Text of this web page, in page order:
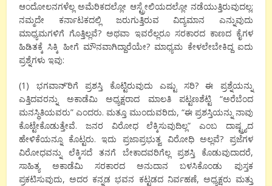
ಆಂದೋಲನಗಳೆಲ್ಲ ಅಮೆರಿಕದಲ್ಲೋ ಆಸ್ಟ್ರೇಲಿಯದಲ್ಲೋ ನಡೆಯುತ್ತಿರುವುದಲ್ಲ;
ನಮ್ಮದೇ ಕರ್ನಾಟಕದಲ್ಲಿ ಜರುಗುತ್ತಿರುವ ವಿದ್ಯಮಾನ ಎನ್ನುವುದು
ಮಾಧ್ಯಮಗಳಿಗೆ ಗೊತ್ತಿಲ್ಲವೆ? ಅಥವಾ ಇವರೆಲ್ಲರೂ ಸರಕಾರದ ಕಾಣದ ಕೈಗಳ
ಹಿಡಿತಕ್ಕೆ ಸಿಕ್ಕಿ ಹೀಗೆ ಮೌನವಾಗಿದ್ದಾರೆಯೇ? ಮಾಧ್ಯಮ ಕೇಳಲೇಬೇಕಿದ್ದ ಐದು
ಪ್ರಶ್ನೆಗಳು ಇವು:
(1) ಭಗವಾನ್’ರಿಗೆ ಪ್ರಶಸ್ತಿ ಕೊಟ್ಟಿರುವುದು ಎಷ್ಟು ಸರಿ? ಈ ಪ್ರಶ್ನೆಯನ್ನು
ಎತ್ತಿದವರನ್ನು ಅಕಾಡೆಮಿ ಅಧ್ಯಕ್ಷರಾದ ಮಾಲತಿ ಪಟ್ಟಣಶೆಟ್ಟಿ “ಅರೆಬೆಂದ
ಮನಸ್ಥಿತಿಯವರು” ಎಂದರು. ಮತ್ತೂ ಮುಂದುವರಿದು, “ಈ ಪ್ರಶಸ್ತಿಯನ್ನು ನಾವು
ಕೊಟ್ಟೇಕೊಡುತ್ತೇವೆ. ಜನರ ವಿರೋಧ ಲೆಕ್ಕಿಸುವುದಿಲ್ಲ” ಎಂಬ ದಾಷ್ಟ್ರ್ಯದ
ಹೇಳಿಕೆಯನ್ನೂ ಕೊಟ್ಟರು. ಇದು ಪ್ರಜಾಪ್ರಭುತ್ವ ವಿರೋಧಿ ಅಲ್ಲವೆ? ಪ್ರಜೆಗಳ
ವಿರೋಧವನ್ನು ಲೆಕ್ಕಿಸದೆ ತನಗೆ ಬೇಕಾದವರಿಗೆಲ್ಲ ಪ್ರಶಸ್ತಿ ಕೊಡುವುದಾದರೆ,
ಸಾಹಿತ್ಯ ಅಕಾಡೆಮಿ ಸರಕಾರದ ಅನುದಾನ ಬಳಸಿಕೊಂಡು ಪುಸ್ತಕ
ಪ್ರಕಟಿಸುವುದು, ಅದರ ಕನ್ನಡ ಭವನ ಕಟ್ಟಡದ ನಿರ್ವಹಣೆ, ಅಧ್ಯಕ್ಷರು ಮತ್ತು